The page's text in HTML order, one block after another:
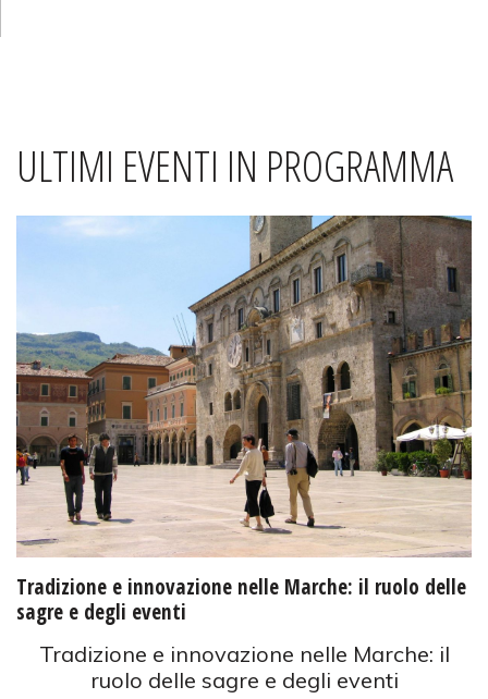
ULTIMI EVENTI IN PROGRAMMA
Tradizione e innovazione nelle Marche: il ruolo delle
sagre e degli eventi
Tradizione e innovazione nelle Marche: il
ruolo delle sagre e degli eventi